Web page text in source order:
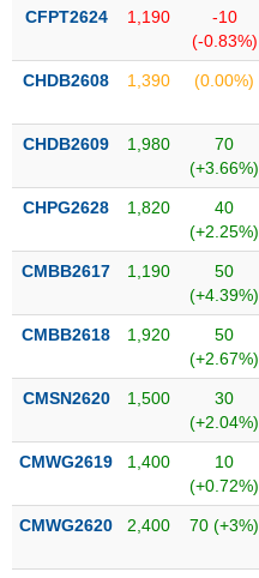
CFPT2624 1,190
-10
(-0.83%)
CHDB2608 1,390 (0.00%)
CHDB2609 1,980
70
(+3.66%)
CHPG2628 1,820
40
(+2.25%)
CMBB2617 1,190
50
(+4.39%)
CMBB2618 1,920
50
(+2.67%)
CMSN2620 1,500
30
(+2.04%)
CMWG2619 1,400
10
(+0.72%)
CMWG2620 2,400 70 (+3%)
phân
tích
Thuật
ngữ
vụ
(-)
tạo